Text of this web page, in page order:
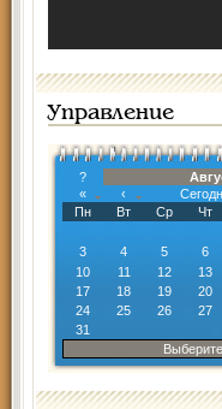
Управление
?
«
‹
Пн
Вт Ср Чт
3
4 5 6
10
11 12 13
17
18 19 20
24
25 26 27
31